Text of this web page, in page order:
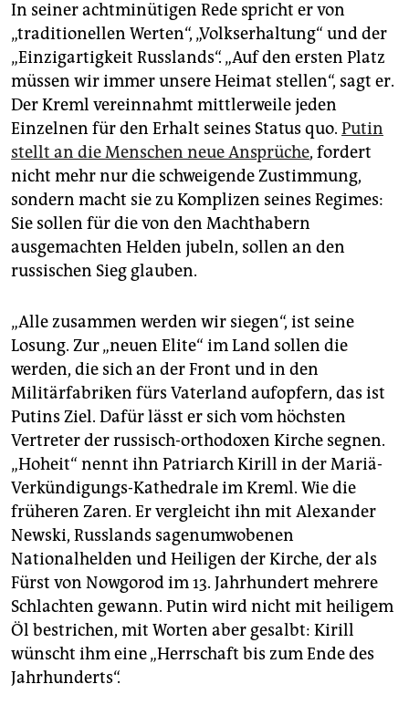
In seiner achtminütigen Rede spricht er von
„traditionellen Werten“, „Volkserhaltung“ und der
„Einzigartigkeit Russlands“. „Auf den ersten Platz
müssen wir immer unsere Heimat stellen“, sagt er.
Der Kreml vereinnahmt mittlerweile jeden
Einzelnen für den Erhalt seines Status quo. Putin
stellt an die Menschen neue Ansprüche, fordert
nicht mehr nur die schweigende Zustimmung,
sondern macht sie zu Komplizen seines Regimes:
Sie sollen für die von den Machthabern
ausgemachten Helden jubeln, sollen an den
russischen Sieg glauben.
„Alle zusammen werden wir siegen“, ist seine
Losung. Zur „neuen Elite“ im Land sollen die
werden, die sich an der Front und in den
Militärfabriken fürs Vaterland aufopfern, das ist
Putins Ziel. Dafür lässt er sich vom höchsten
Vertreter der russisch-orthodoxen Kirche segnen.
„Hoheit“ nennt ihn Patriarch Kirill in der Mariä-
Verkündigungs-Kathedrale im Kreml. Wie die
früheren Zaren. Er vergleicht ihn mit Alexander
Newski, Russlands sagenumwobenen
Nationalhelden und Heiligen der Kirche, der als
Fürst von Nowgorod im 13. Jahrhundert mehrere
Schlachten gewann. Putin wird nicht mit heiligem
Öl bestrichen, mit Worten aber gesalbt: Kirill
wünscht ihm eine „Herrschaft bis zum Ende des
Jahrhunderts“.